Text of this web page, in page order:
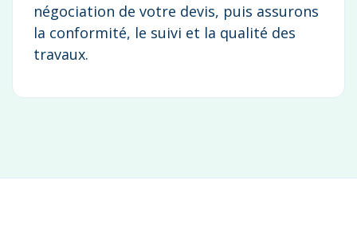
négociation de votre devis, puis assurons
la conformité, le suivi et la qualité des
travaux.